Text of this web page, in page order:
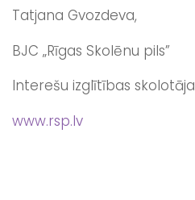
Tatjana Gvozdeva,
BJC „Rīgas Skolēnu pils”
Interešu izglītības skolotāja
www.rsp.lv